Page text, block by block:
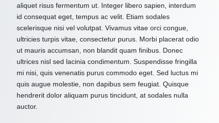
aliquet risus fermentum ut. Integer libero sapien, interdum
id consequat eget, tempus ac velit. Etiam sodales
scelerisque nisi vel volutpat. Vivamus vitae orci congue,
ultricies turpis vitae, consectetur purus. Morbi placerat odio
ut mauris accumsan, non blandit quam finibus. Donec
ultrices nisl sed lacinia condimentum. Suspendisse fringilla
mi nisi, quis venenatis purus commodo eget. Sed luctus mi
quis augue molestie, non dapibus sem feugiat. Quisque
hendrerit dolor aliquam purus tincidunt, at sodales nulla
auctor.